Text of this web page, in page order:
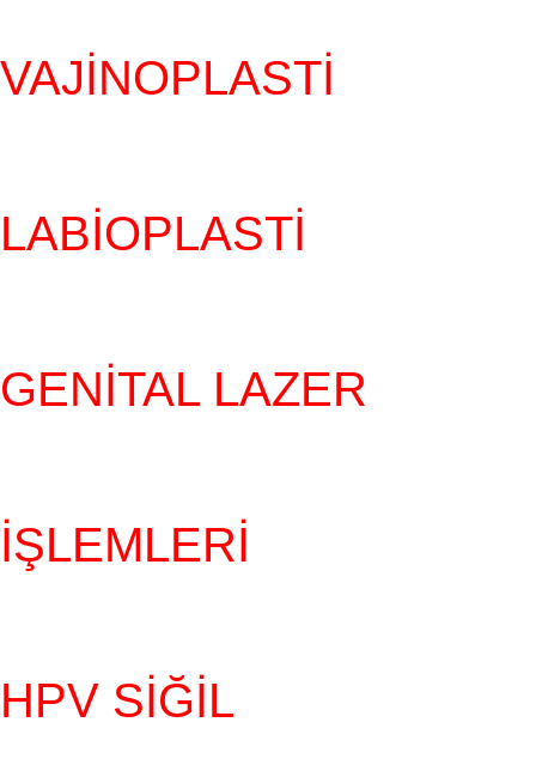
VAJINOPLASTI
LABIOPLASTI
GENITAL LAZER
İŞLEMLERI
HPV SIĞIL